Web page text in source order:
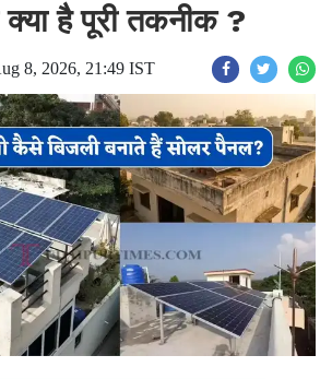
है पूरी तकनीक ?
8, 2026, 21:49 IST